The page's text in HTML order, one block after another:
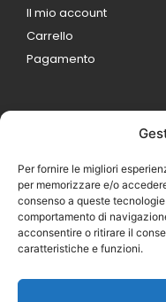
Per fornire le migliori
per memorizzare e/o
consenso a queste
comportamento di
acconsentire o ritirare il
caratteristiche e funzioni.
Il mio account
Carrello
Pagamento